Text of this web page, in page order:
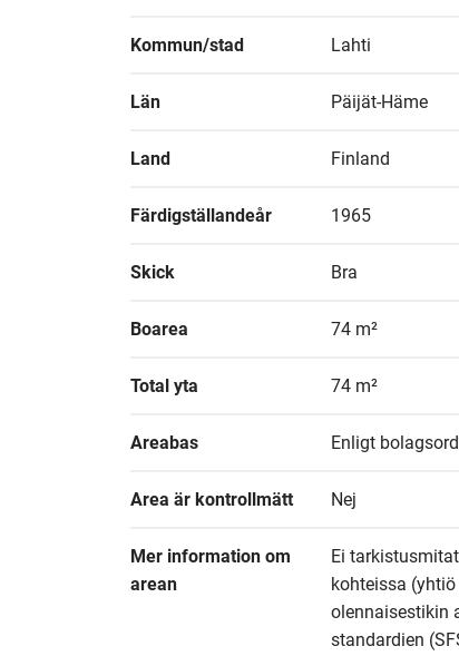
Kommun/stad Lahti
Län Päijät-Häme
Land Finland
Färdigställandeår 1965
Skick Bra
Boarea 74 m²
Total yta 74 m²
Areabas Enligt
Area är kontrollmätt Nej
Mer information om
arean
Ei
kohteissa
olennaisestikin
standardien